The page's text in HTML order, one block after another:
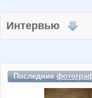
Интервью
Последние